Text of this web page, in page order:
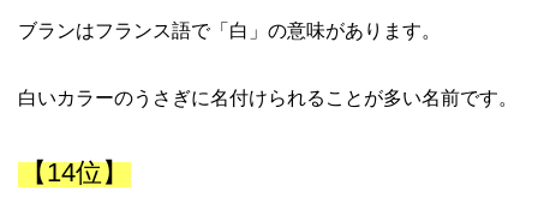
ブランはフランス語で「白」の意味があります。
白いカラーのうさぎに名付けられることが多い名前です。
【14位】